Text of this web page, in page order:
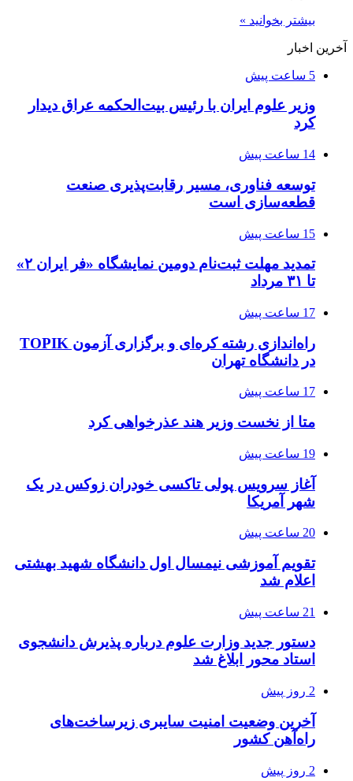
بیشتر بخوانید »
آخرین اخبار
5 ساعت پیش
وزیر علوم ایران با رئیس بیت‌الحکمه عراق دیدار
کرد
14 ساعت پیش
توسعه فناوری، مسیر رقابت‌پذیری صنعت
قطعه‌سازی است
15 ساعت پیش
تمدید مهلت ثبت‌نام دومین نمایشگاه «فر ایران ۲»
تا ۳۱ مرداد
17 ساعت پیش
راه‌اندازی رشته کره‌ای و برگزاری آزمون TOPIK
در دانشگاه تهران
17 ساعت پیش
متا از نخست وزیر هند عذرخواهی کرد
19 ساعت پیش
آغاز سرویس پولی تاکسی خودران زوکس در یک
شهر آمریکا
20 ساعت پیش
تقویم آموزشی نیمسال اول دانشگاه شهید بهشتی
اعلام شد
21 ساعت پیش
دستور جدید وزارت علوم درباره پذیرش دانشجوی
استاد محور ابلاغ شد
2 روز پیش
آخرین وضعیت امنیت سایبری زیرساخت‌های
راه‌آهن کشور
2 روز پیش